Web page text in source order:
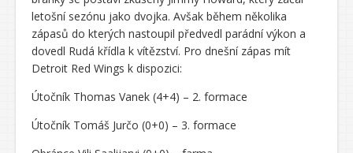
letošní sezónu jako dvojka. Avšak během několika
zápasů do kterých nastoupil předvedl parádní výkon a
dovedl Rudá křídla k vítězství. Pro dnešní zápas mít
Detroit Red Wings k dispozici:
Útočník Thomas Vanek (4+4) – 2. formace
Útočník Tomáš Jurčo (0+0) – 3. formace